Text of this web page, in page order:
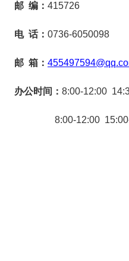
邮 编： 415726
电话： 0736-6050098
邮 箱：
办公时间： 8:00-12:00
8:00-12:00 15:00-